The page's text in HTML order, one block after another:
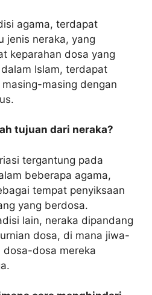
agama, terdapat
jenis neraka, yang
keparahan dosa yang
Islam, terdapat
masing dengan
tujuan dari neraka?
tergantung pada
beberapa agama,
tempat penyiksaan
yang berdosa.
lain, neraka dipandang
dosa, di mana jiwa-
dosa mereka